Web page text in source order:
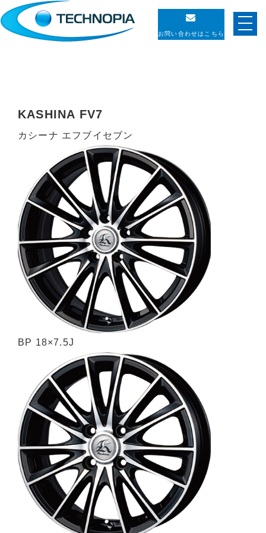
お問い合わせはこちら
KASHINA FV7
カシーナ エフブイセブン
BP 18×7.5J